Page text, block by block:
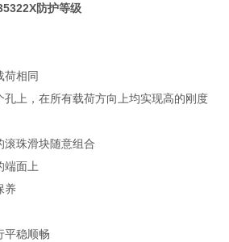
防护等级
荷相同
上，在所有载荷方向上均实现高的刚度
滚珠滑块随意组合
端面上
养
平稳顺畅